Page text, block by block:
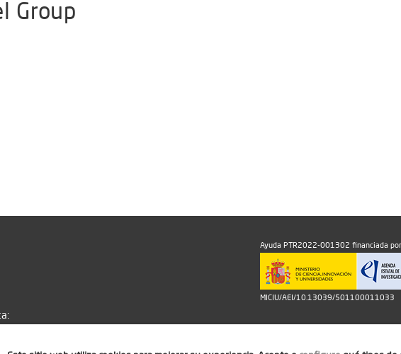
Group
Ayuda PTR2022-001302 financiada
MICIU/AEI/10.13039/501100011033